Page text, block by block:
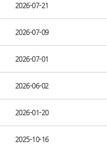
2026-07-21
2026-07-09
2026-07-01
2026-06-02
2026-01-20
2025-10-16